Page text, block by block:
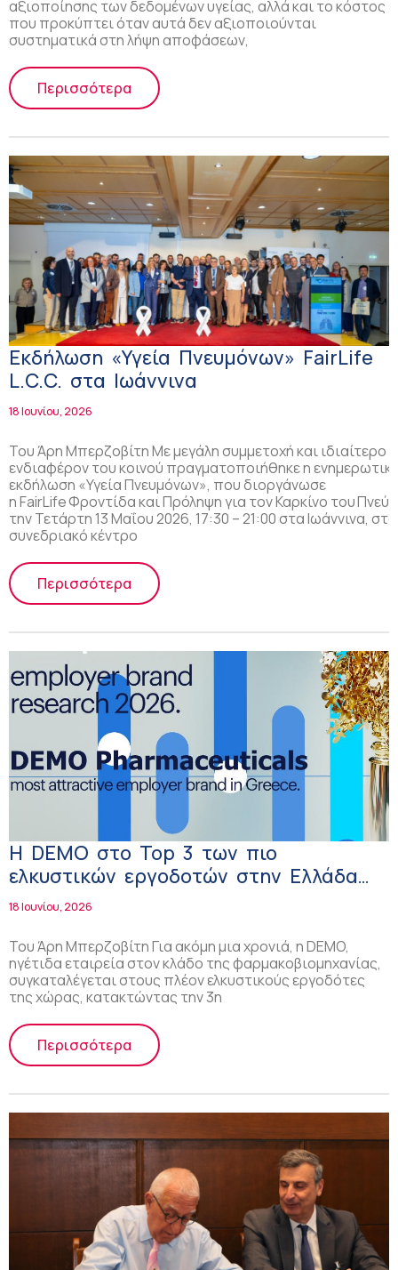
αξιοποίησης των δεδομένων υγείας, αλλά και το κόστος
που προκύπτει όταν αυτά δεν αξιοποιούνται
συστηματικά στη λήψη αποφάσεων,
Περισσότερα
Εκδήλωση «Υγεία Πνευμόνων» FairLife
L.C.C. στα Ιωάννινα
18 Ιουνίου, 2026
Του Άρη Μπερζοβίτη Με μεγάλη συμμετοχή και ιδιαίτερο
ενδιαφέρον του κοινού πραγματοποιήθηκε η
εκδήλωση «Υγεία Πνευμόνων», που διοργάνωσε
η FairLife Φροντίδα και Πρόληψη για τον Καρκίνο του
την Τετάρτη 13 Μαΐου 2026, 17:30 – 21:00 στα Ιωάννινα, στο
συνεδριακό κέντρο
Περισσότερα
H DEMO στο Top 3 των πιο
ελκυστικών εργοδοτών στην Ελλάδα
για το 2026
18 Ιουνίου, 2026
Του Άρη Μπερζοβίτη Για ακόμη μια χρονιά, η DEMO,
ηγέτιδα εταιρεία στον κλάδο της φαρμακοβιομηχανίας,
συγκαταλέγεται στους πλέον ελκυστικούς εργοδότες
της χώρας, κατακτώντας την 3η
Περισσότερα